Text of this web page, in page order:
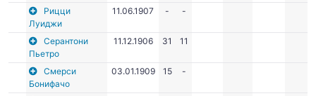
Рицци
Луиджи
11.06.1907 - -
Серантони
Пьетро
11.12.1906 31 11
Смерси
Бонифачо
03.01.1909 15 -